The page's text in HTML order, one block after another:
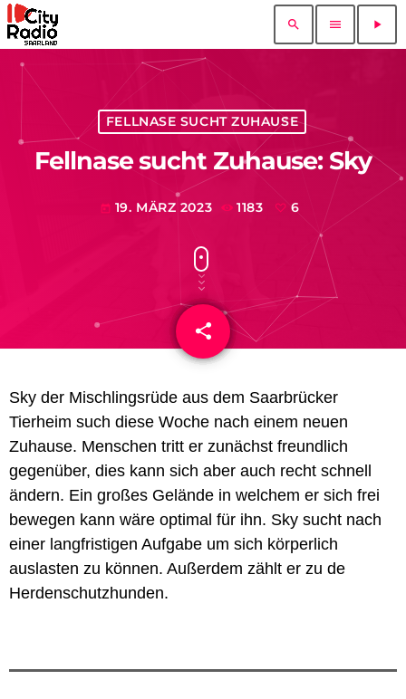
search menu play_arrow
FELLNASE SUCHT ZUHAUSE
Fellnase sucht Zuhause: Sky
today 19. MÄRZ 2023 1183 6
share
email
Sky der Mischlingsrüde aus dem Saarbrücker
Tierheim such diese Woche nach einem neuen
Zuhause. Menschen tritt er zunächst freundlich
gegenüber, dies kann sich aber auch recht schnell
ändern. Ein großes Gelände in welchem er sich frei
bewegen kann wäre optimal für ihn. Sky sucht nach
einer langfristigen Aufgabe um sich körperlich
auslasten zu können. Außerdem zählt er zu de
Herdenschutzhunden.